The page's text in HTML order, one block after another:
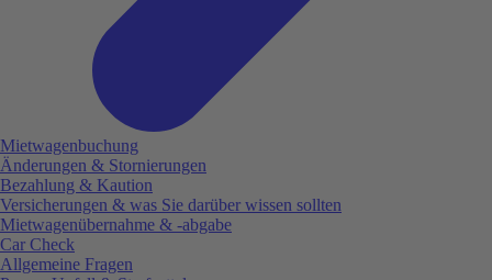
Mietwagenbuchung
Änderungen & Stornierungen
Bezahlung & Kaution
Versicherungen & was Sie darüber wissen sollten
Mietwagenübernahme & -abgabe
Car Check
Allgemeine Fragen